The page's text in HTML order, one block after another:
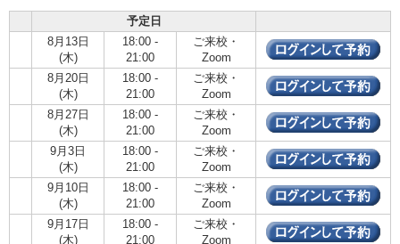
予定日
8月13日
(木)
18:00 -
21:00
ご来校・
Zoom
8月20日
(木)
18:00 -
21:00
ご来校・
Zoom
8月27日
(木)
18:00 -
21:00
ご来校・
Zoom
9月3日
(木)
18:00 -
21:00
ご来校・
Zoom
9月10日
(木)
18:00 -
21:00
ご来校・
Zoom
9月17日
(木)
18:00 -
21:00
ご来校・
Zoom